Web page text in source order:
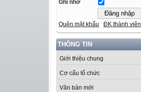
Ghi nhớ
Quên mật khẩu ĐK thành viên
THÔNG TIN
Giới thiệu chung
Cơ cấu tổ chức
Văn bản mới